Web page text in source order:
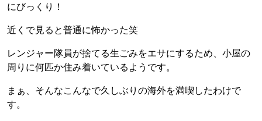
にびっくり！
近くで見ると普通に怖かった笑
レンジャー隊員が捨てる生ごみをエサにするため、小屋の
周りに何匹か住み着いているようです。
まぁ、そんなこんなで久しぶりの海外を満喫したわけで
す。